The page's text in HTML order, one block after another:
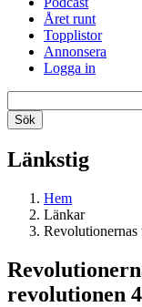
Året runt
Topplistor
Annonsera
Logga in
Länkstig
Hem
Länkar
revolutionen 4